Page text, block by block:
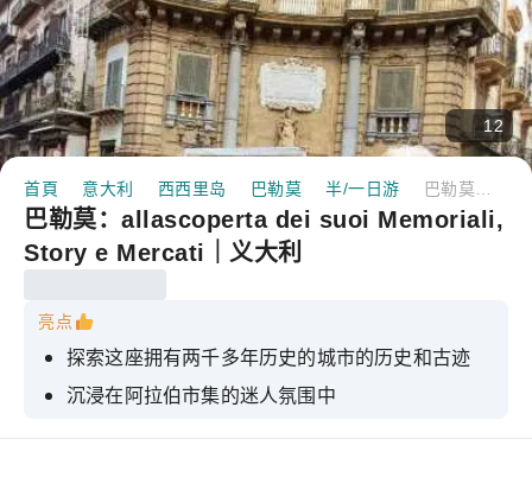
12
首頁 意大利 西西里岛 巴勒莫 半/一日游
巴勒莫：allascoperta dei suoi Memoriali,
Story e Mercati｜义大利
亮点
探索这座拥有两千多年历史的城市的历史和古迹
沉浸在阿拉伯市集的迷人氛围中
我将透过电影、小说和电视剧来向你介绍巴勒莫。